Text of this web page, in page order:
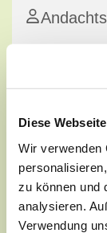
Diese
Wir verwenden
zu können und
analysieren.
Verwendung